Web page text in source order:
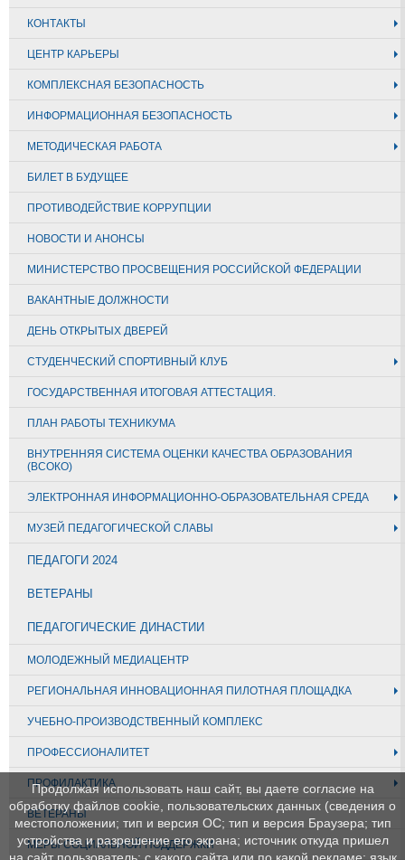
КОНТАКТЫ
ЦЕНТР КАРЬЕРЫ
КОМПЛЕКСНАЯ БЕЗОПАСНОСТЬ
ИНФОРМАЦИОННАЯ БЕЗОПАСНОСТЬ
МЕТОДИЧЕСКАЯ РАБОТА
БИЛЕТ В БУДУЩЕЕ
ПРОТИВОДЕЙСТВИЕ КОРРУПЦИИ
НОВОСТИ И АНОНСЫ
МИНИСТЕРСТВО ПРОСВЕЩЕНИЯ РОССИЙСКОЙ ФЕДЕРАЦИИ
ВАКАНТНЫЕ ДОЛЖНОСТИ
ДЕНЬ ОТКРЫТЫХ ДВЕРЕЙ
СТУДЕНЧЕСКИЙ СПОРТИВНЫЙ КЛУБ
ГОСУДАРСТВЕННАЯ ИТОГОВАЯ АТТЕСТАЦИЯ.
ПЛАН РАБОТЫ ТЕХНИКУМА
ВНУТРЕННЯЯ СИСТЕМА ОЦЕНКИ КАЧЕСТВА ОБРАЗОВАНИЯ
(ВСОКО)
ЭЛЕКТРОННАЯ ИНФОРМАЦИОННО-ОБРАЗОВАТЕЛЬНАЯ СРЕДА
МУЗЕЙ ПЕДАГОГИЧЕСКОЙ СЛАВЫ
ПЕДАГОГИ 2024
ВЕТЕРАНЫ
ПЕДАГОГИЧЕСКИЕ ДИНАСТИИ
МОЛОДЕЖНЫЙ МЕДИАЦЕНТР
РЕГИОНАЛЬНАЯ ИННОВАЦИОННАЯ ПИЛОТНАЯ ПЛОЩАДКА
УЧЕБНО-ПРОИЗВОДСТВЕННЫЙ КОМПЛЕКС
ПРОФЕССИОНАЛИТЕТ
ПРОФИЛАКТИКА
ВЕТЕРАНЫ
МЕРЫ СОЦИАЛЬНОЙ ПОДДЕРЖКИ
Продолжая использовать наш сайт, вы даете согласие на
обработку файлов cookie, пользовательских данных (сведения о
местоположении; тип и версия ОС; тип и версия Браузера; тип
устройства и разрешение его экрана; источник откуда пришел